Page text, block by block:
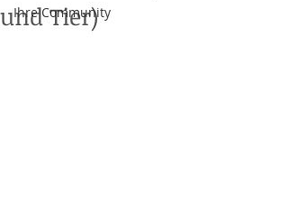
Ihre Community
und Tier)